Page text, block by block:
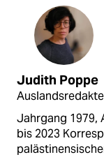
Judith Poppe
Jahrgang 1979,
bis 2023